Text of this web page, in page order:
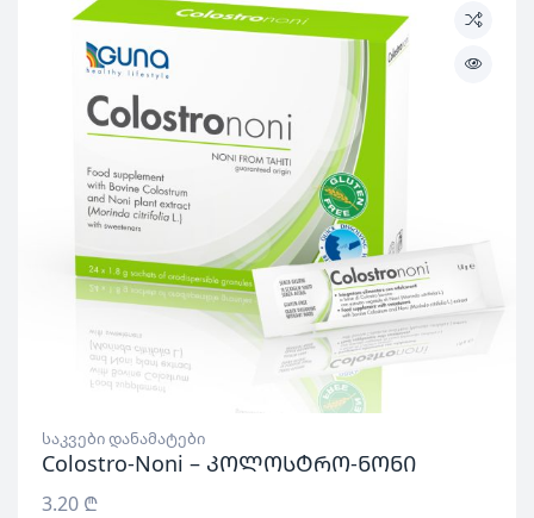
საკვები დანამატები
Colostro-Noni – კოლოსტრო-ნონი
3.20 ₾